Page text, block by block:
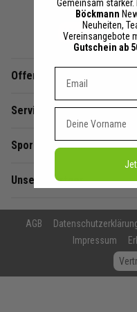
Offenes Ohr & Beratung
Service
SportBöckmann
Unsere Partner
AGB
Impressum
Gemeinsam stärker.
Böckmann
Neuheiten,
Vereinsangebote
Gutschein ab
Dein E-mail
Vorname